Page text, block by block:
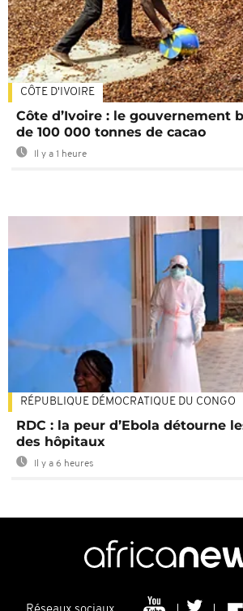
CÔTE D'IVOIRE
Côte d’Ivoire : le gouvernement
de 100 000 tonnes de cacao
Il y a 1 heure
RÉPUBLIQUE DÉMOCRATIQUE DU CONGO
RDC : la peur d’Ebola détourne
des hôpitaux
Il y a 6 heures